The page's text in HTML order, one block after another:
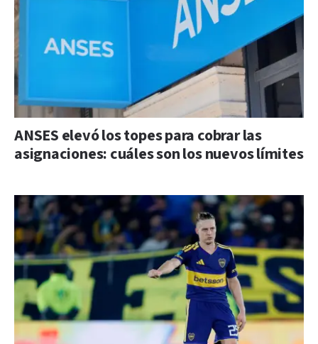
ANSES elevó los topes para cobrar las
asignaciones: cuáles son los nuevos límites